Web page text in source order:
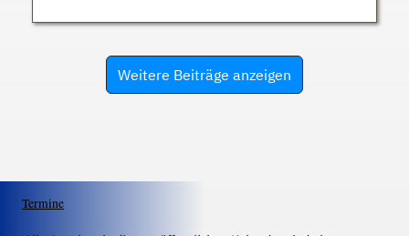
Weitere Beiträge anzeigen
Termine